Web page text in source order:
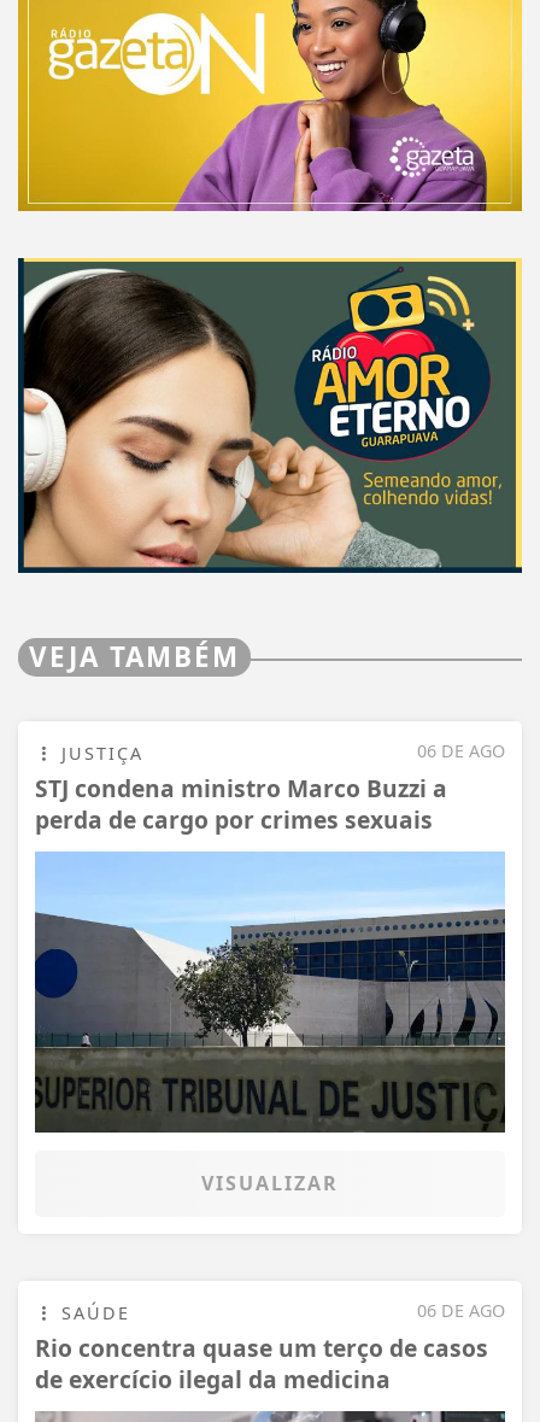
VEJA TAMBÉM
06 DE AGO
JUSTIÇA
STJ condena ministro Marco Buzzi a
perda de cargo por crimes sexuais
VISUALIZAR
06 DE AGO
SAÚDE
Rio concentra quase um terço de casos
de exercício ilegal da medicina